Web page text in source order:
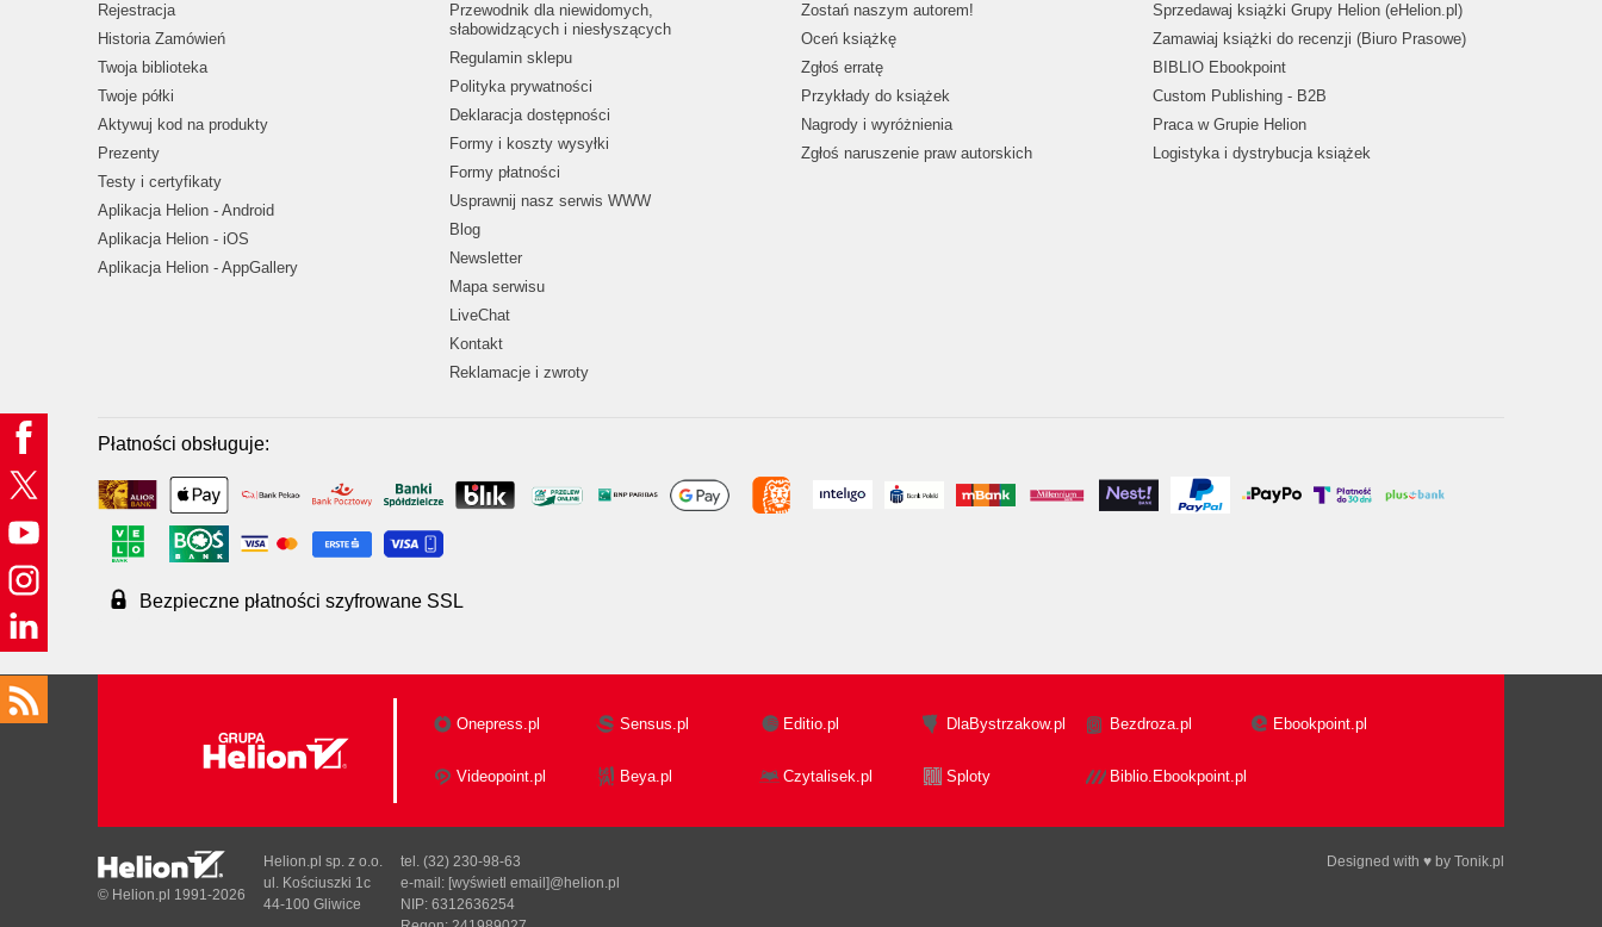
Rejestracja
Historia Zamówień
Twoja biblioteka
Twoje półki
Aktywuj kod na produkty
Prezenty
Testy i certyfikaty
Aplikacja Helion - Android
Aplikacja Helion - iOS
Aplikacja Helion - AppGallery
Przewodnik dla niewidomych,
słabowidzących i niesłyszących
Regulamin sklepu
Polityka prywatności
Deklaracja dostępności
Formy i koszty wysyłki
Formy płatności
Usprawnij nasz serwis WWW
Blog
Newsletter
Mapa serwisu
LiveChat
Kontakt
Reklamacje i zwroty
Zostań naszym autorem!
Oceń książkę
Zgłoś erratę
Przykłady do książek
Nagrody i wyróżnienia
Zgłoś naruszenie praw autorskich
Sprzedawaj książki Grupy Helion (eHelion.pl)
Zamawiaj książki do recenzji (Biuro Prasowe)
BIBLIO Ebookpoint
Custom Publishing - B2B
Praca w Grupie Helion
Logistyka i dystrybucja książek
Płatności obsługuje:
Bezpieczne płatności szyfrowane SSL
Onepress.pl Sensus.pl Editio.pl DlaBystrzakow.pl Bezdroza.pl Ebookpoint.pl
Videopoint.pl Beya.pl Czytalisek.pl Sploty Biblio.Ebookpoint.pl
Designed with ♥ by Tonik.pl
© Helion.pl 1991-2026
Helion.pl sp. z o.o.
ul. Kościuszki 1c
44-100 Gliwice
tel. (32) 230-98-63
e-mail: [wyświetl email]@helion.pl
NIP: 6312636254